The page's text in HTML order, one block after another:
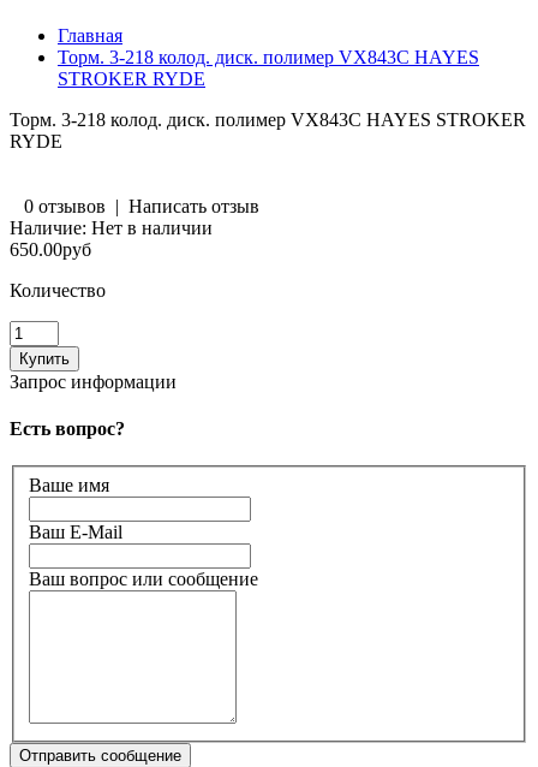
Главная
Торм. 3-218 колод. диск. полимер VX843C HAYES
STROKER RYDE
Торм. 3-218 колод. диск. полимер VX843C HAYES STROKER
RYDE
0 отзывов | Написать отзыв
Наличие: Нет в наличии
650.00руб
Количество
Запрос информации
Есть вопрос?
Ваше имя
Ваш E-Mail
Ваш вопрос или сообщение